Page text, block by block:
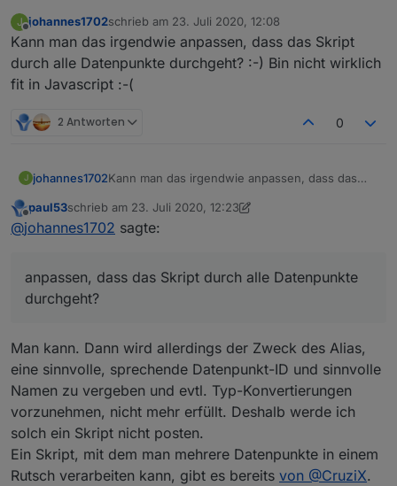
J johannes1702schrieb am 23. Juli 2020, 12:08
zuletzt editiert von
Kann man das irgendwie anpassen, dass das Skript
durch alle Datenpunkte durchgeht? :-) Bin nicht wirklich
fit in Javascript :-(
2 Antworten 0
J johannes1702Kann man das irgendwie anpassen, dass das
nicht wirklich fit in Javascript :-(
Offline
paul53schrieb am 23. Juli 2020, 12:23
zuletzt editiert von paul53
@johannes1702 sagte:
anpassen, dass das Skript durch alle Datenpunkte
durchgeht?
Man kann. Dann wird allerdings der Zweck des Alias,
eine sinnvolle, sprechende Datenpunkt-ID und sinnvolle
Namen zu vergeben und evtl. Typ-Konvertierungen
vorzunehmen, nicht mehr erfüllt. Deshalb werde ich
solch ein Skript nicht posten.
Ein Skript, mit dem man mehrere Datenpunkte in einem
Rutsch verarbeiten kann, gibt es bereits von @CruziX.